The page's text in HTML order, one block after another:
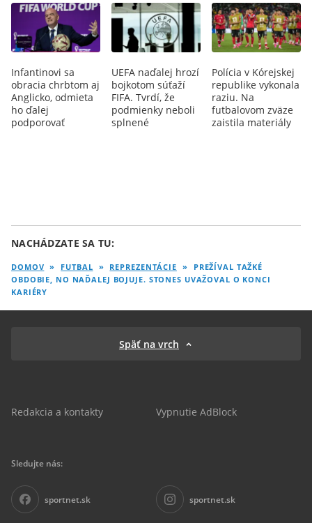
Infantinovi sa
obracia chrbtom aj
Anglicko, odmieta
ho ďalej
podporovať
UEFA naďalej hrozí
bojkotom súťaží
FIFA. Tvrdí, že
podmienky neboli
splnené
Polícia v Kórejskej
republike vykonala
raziu. Na
futbalovom zväze
zaistila materiály
NACHÁDZATE SA TU:
DOMOV » FUTBAL » REPREZENTÁCIE »
PREŽÍVAL TAŽKÉ
OBDOBIE, NO NAĎALEJ BOJUJE. STONES UVAŽOVAL O KONCI
KARIÉRY
Späť na vrch
Redakcia a kontakty Vypnutie AdBlock
Sledujte nás:
sportnet.sk sportnet.sk